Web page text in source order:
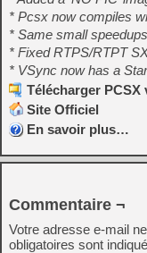
* Pcsx now compiles
* Same small
* Fixed RTPS/RTPT
* VSync now has a
Télécharger PCSX
Site Officiel
En savoir plus…
Commentaire ¬
Votre adresse e-mail
obligatoires sont